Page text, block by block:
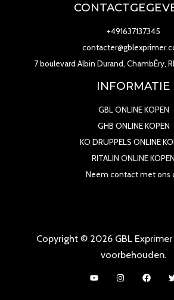
+491637137345
7 boulevard Albin Durand, ChambÉry,
INFORMATIE
GBL ONLINE KOPEN
GHB ONLINE KOPEN
KO DRUPPELS ONLINE
RITALIN ONLINE KOPEN
Neem contact met ons
Copyright © 2026 GBL
voorbehouden.